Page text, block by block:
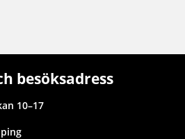
besöksadress
10–17